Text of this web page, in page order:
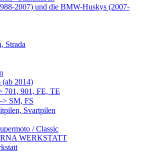
2007) und die BMW-Huskys (2007-
Strada
2014)
901, FE, TE
SM, FS
Svartpilen
/ Classic
WERKSTATT